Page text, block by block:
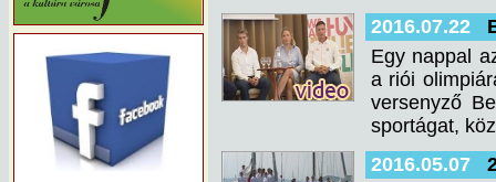
2016.07.22
Egy nappal
a riói
versenyző
sportágat,
2016.05.07